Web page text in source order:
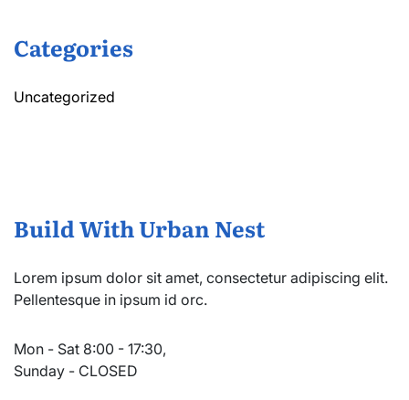
Categories
Uncategorized
Build With Urban Nest
Lorem ipsum dolor sit amet, consectetur adipiscing elit.
Pellentesque in ipsum id orc.
Mon - Sat 8:00 - 17:30,
Sunday - CLOSED